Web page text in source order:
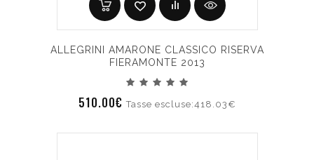
ALLEGRINI AMARONE CLASSICO RISERVA
FIERAMONTE 2013
510.00€Tasse escluse:418.03€